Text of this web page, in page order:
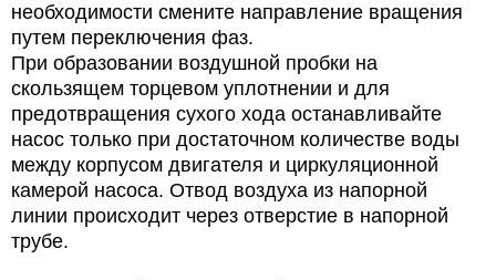
необходимости смените направление вращения
путем переключения фаз.
При образовании воздушной пробки на
скользящем торцевом уплотнении и для
предотвращения сухого хода останавливайте
насос только при достаточном количестве воды
между корпусом двигателя и циркуляционной
камерой насоса. Отвод воздуха из напорной
линии происходит через отверстие в напорной
трубе.